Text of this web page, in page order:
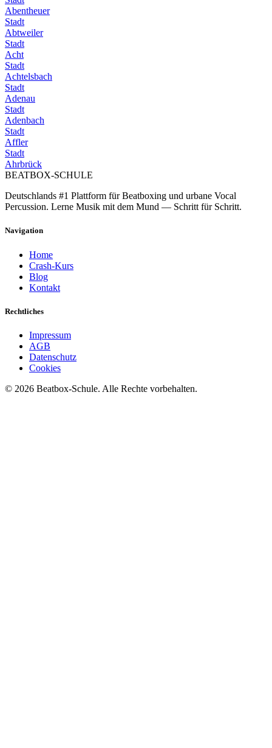
Abentheuer
Stadt
Abtweiler
Stadt
Acht
Stadt
Achtelsbach
Stadt
Adenau
Stadt
Adenbach
Stadt
Affler
Stadt
Ahrbrück
BEATBOX-SCHULE
Deutschlands #1 Plattform für Beatboxing und urbane Vocal
Percussion. Lerne Musik mit dem Mund — Schritt für Schritt.
Navigation
Home
Crash-Kurs
Blog
Kontakt
Rechtliches
Impressum
AGB
Datenschutz
Cookies
© 2026 Beatbox-Schule. Alle Rechte vorbehalten.